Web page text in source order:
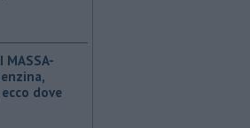
MASSA-
dove